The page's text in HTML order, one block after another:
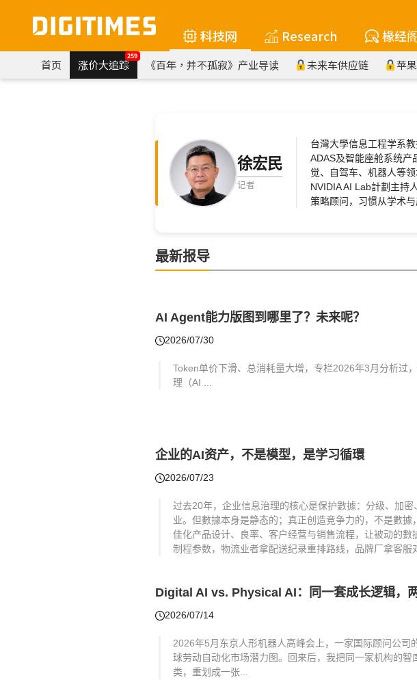
科技网 Research 椽经
首页 涨价大追踪
259
《百年，并不孤寂》产业导读 未来车供应链 苹
徐宏民
记者
台灣大學信息工程学系
ADAS及智能座舱系统产
觉、自驾车、机器人等
NVIDIA AI Lab計劃主持
策略顾问，习惯从学术
最新报导
AI Agent能力版图到哪里了？未来呢？
2026/07/30
Token单价下滑、总消耗量大增，专栏2026年3月分析过
理（AI ...
企业的AI资产，不是模型，是学习循環
2026/07/23
过去20年，企业信息治理的核心是保护數據：分级、加
业。但數據本身是静态的；真正创造竞争力的，不是數
佳化产品设计、良率、客户经营与销售流程，让被动的數
制程参数，物流业者拿配送纪录重排路线，品牌厂拿客服
Digital AI vs. Physical AI：同一套成长逻辑，
2026/07/14
2026年5月东京人形机器人高峰会上，一家国际顾问公司
球劳动自动化市场潜力图。回来后，我把同一家机构的
类，重划成一张...